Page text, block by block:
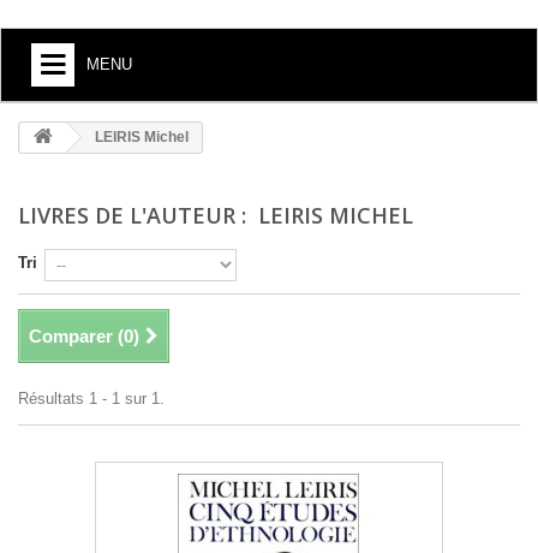
MENU
LIVRES : ARTS ET SOCIÉTÉ
LIVRES : JEUNESSE
LIVRES : BD ET HUMOUR
LIVRES : LOISIRS ET VIE PRATIQUE
LIVRES : SCOLAIRE ET DICTIONNAIRE
LIVRES ANCIENS AVANT 1900
LEIRIS Michel
LIVRES DE L'AUTEUR : LEIRIS MICHEL
Tri
Comparer (0)
Résultats 1 - 1 sur 1.